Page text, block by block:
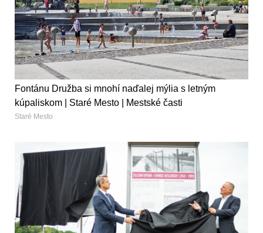
Fontánu Družba si mnohí naďalej mýlia s letným
kúpaliskom | Staré Mesto | Mestské časti
Staré Mesto